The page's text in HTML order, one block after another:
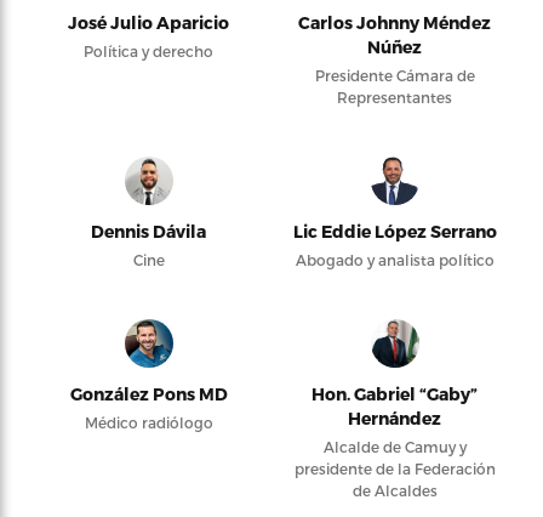
José Julio Aparicio
Política y derecho
Carlos Johnny Méndez
Núñez
Presidente Cámara de
Representantes
Dennis Dávila
Cine
Lic Eddie López Serrano
Abogado y analista político
González Pons MD
Médico radiólogo
Hon. Gabriel “Gaby”
Hernández
Alcalde de Camuy y
presidente de la Federación
de Alcaldes